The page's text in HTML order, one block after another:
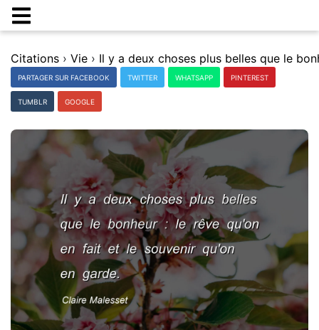
Citations › Vie ›
PARTAGER SUR FACEBOOK TWITTER WHATSAPP PINTEREST
TUMBLR GOOGLE